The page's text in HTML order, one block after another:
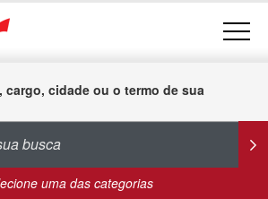
cargo, cidade ou o termo de sua
uma das categorias